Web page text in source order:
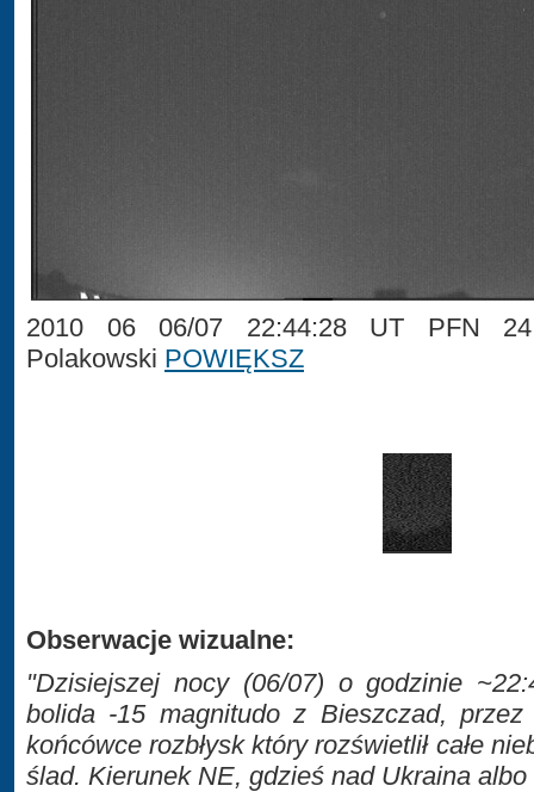
2010 06 06/07 22:44:28 UT PFN 24
Polakowski POWIĘKSZ
Obserwacje wizualne:
"Dzisiejszej nocy (06/07) o godzinie
bolida -15 magnitudo z Bieszczad,
końcówce rozbłysk który rozświetlił całe
ślad. Kierunek NE, gdzieś nad Ukraina albo